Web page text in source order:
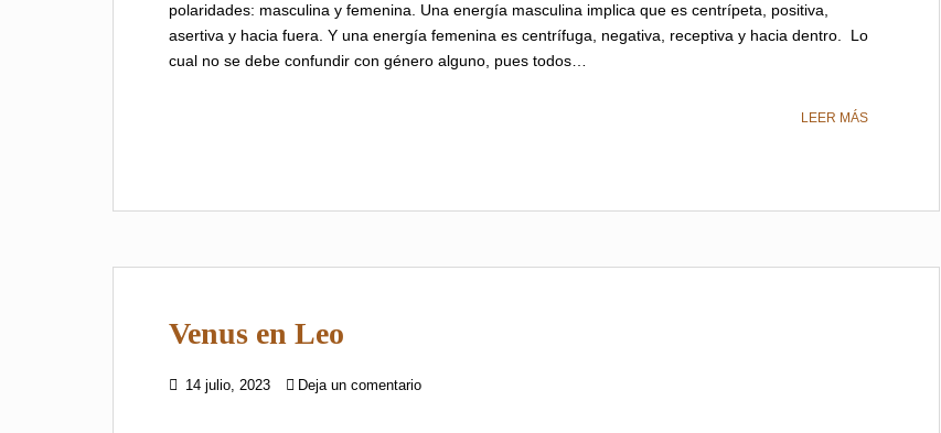
polaridades: masculina y femenina. Una energía masculina implica que es centrípeta, positiva,
asertiva y hacia fuera. Y una energía femenina es centrífuga, negativa, receptiva y hacia dentro. Lo
cual no se debe confundir con género alguno, pues todos…
LEER MÁS
Venus en Leo
14 julio, 2023 Deja un comentario